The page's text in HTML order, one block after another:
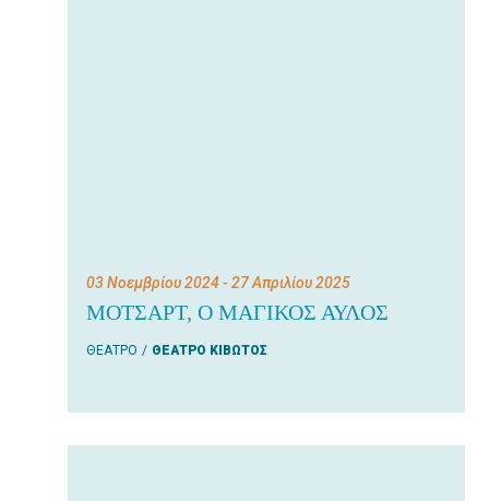
03 Νοεμβρίου 2024- 27 Απριλίου 2025
ΜΟΤΣΑΡΤ, Ο ΜΑΓΙΚΟΣ ΑΥΛΟΣ
ΘΕΑΤΡΟ ΘΕΑΤΡΟ ΚΙΒΩΤΟΣ